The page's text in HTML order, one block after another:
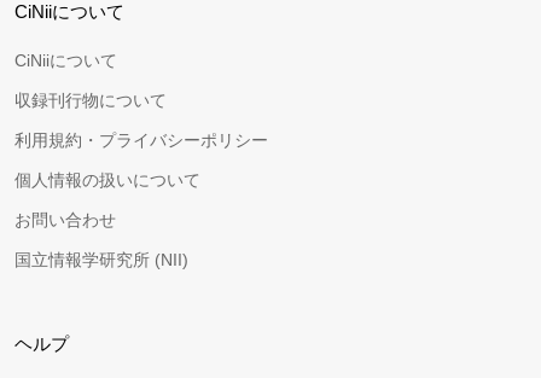
CiNiiについて
CiNiiについて
収録刊行物について
利用規約・プライバシーポリシー
個人情報の扱いについて
お問い合わせ
国立情報学研究所 (NII)
ヘルプ